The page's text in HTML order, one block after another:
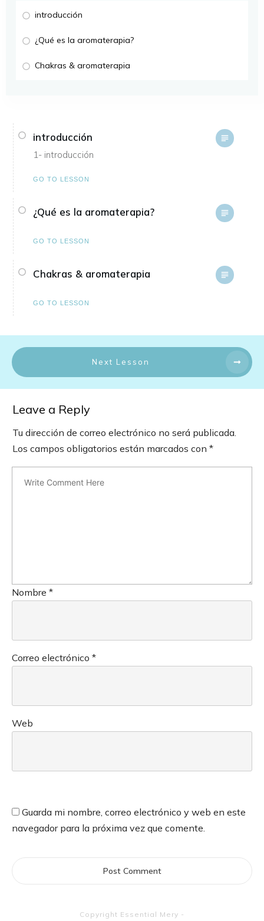
introducción
1- introducción
GO TO LESSON
¿Qué es la aromaterapia?
GO TO LESSON
Chakras & aromaterapia
GO TO LESSON
introducción
¿Qué es la aromaterapia?
Chakras & aromaterapia
Next Lesson
Leave a Reply
Tu dirección de correo electrónico no será publicada.
Los campos obligatorios están marcados con *
Nombre *
Correo electrónico *
Web
Guarda mi nombre, correo electrónico y web en este
navegador para la próxima vez que comente.
Post Comment
Copyright Essential Mery -